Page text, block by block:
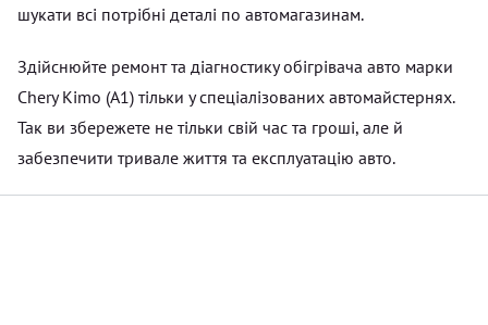
шукати всі потрібні деталі по автомагазинам.
Здійснюйте ремонт та діагностику обігрівача авто марки
Chery Kimo (A1) тільки у спеціалізованих автомайстернях.
Так ви збережете не тільки свій час та гроші, але й
забезпечити тривале життя та експлуатацію авто.